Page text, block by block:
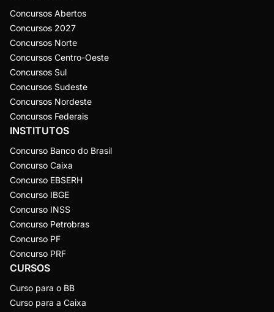
Concursos Abertos
Concursos 2027
Concursos Norte
Concursos Centro-Oeste
Concursos Sul
Concursos Sudeste
Concursos Nordeste
Concursos Federais
INSTITUTOS
Concurso Banco do Brasil
Concurso Caixa
Concurso EBSERH
Concurso IBGE
Concurso INSS
Concurso Petrobras
Concurso PF
Concurso PRF
CURSOS
Curso para o BB
Curso para a Caixa